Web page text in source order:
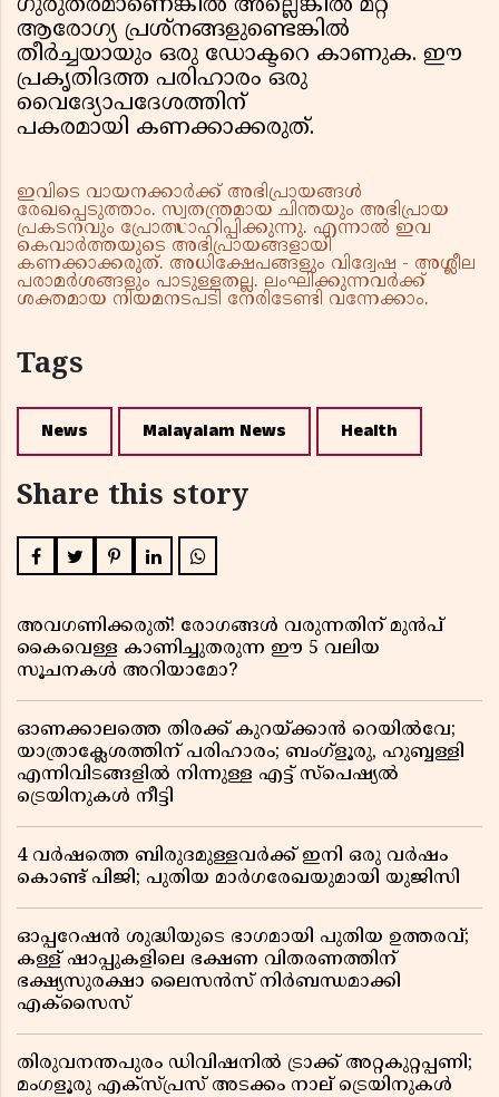
ഗുരുതരമാണെങ്കിൽ അല്ലെങ്കിൽ മറ്റ്
ആരോഗ്യ പ്രശ്‌നങ്ങളുണ്ടെങ്കിൽ
തീർച്ചയായും ഒരു ഡോക്ടറെ കാണുക. ഈ
പ്രകൃതിദത്ത പരിഹാരം ഒരു
വൈദ്യോപദേശത്തിന്
പകരമായി കണക്കാക്കരുത്.
ഇവിടെ വായനക്കാർക്ക് അഭിപ്രായങ്ങൾ
രേഖപ്പെടുത്താം. സ്വതന്ത്രമായ ചിന്തയും അഭിപ്രായ
പ്രകടനവും പ്രോത്സാഹിപ്പിക്കുന്നു. എന്നാൽ ഇവ
കെവാർത്തയുടെ അഭിപ്രായങ്ങളായി
കണക്കാക്കരുത്. അധിക്ഷേപങ്ങളും വിദ്വേഷ - അശ്ലീല
പരാമർശങ്ങളും പാടുള്ളതല്ല. ലംഘിക്കുന്നവർക്ക്
ശക്തമായ നിയമനടപടി നേരിടേണ്ടി വന്നേക്കാം.
Tags
News Malayalam News Health
Share this story
അവഗണിക്കരുത്! രോഗങ്ങൾ വരുന്നതിന് മുൻപ്
കൈവെള്ള കാണിച്ചുതരുന്ന ഈ 5 വലിയ
സൂചനകൾ അറിയാമോ?
ഓണക്കാലത്തെ തിരക്ക് കുറയ്ക്കാൻ റെയിൽവേ;
യാത്രാക്ലേശത്തിന് പരിഹാരം; ബംഗ്ളൂരു, ഹുബ്ബള്ളി
എന്നിവിടങ്ങളിൽ നിന്നുള്ള എട്ട് സ്പെഷ്യൽ
ട്രെയിനുകൾ നീട്ടി
4 വർഷത്തെ ബിരുദമുള്ളവർക്ക് ഇനി ഒരു വർഷം
കൊണ്ട് പിജി; പുതിയ മാർഗരേഖയുമായി യുജിസി
ഓപ്പറേഷൻ ശുദ്ധിയുടെ ഭാഗമായി പുതിയ ഉത്തരവ്;
കള്ള് ഷാപ്പുകളിലെ ഭക്ഷണ വിതരണത്തിന്
ഭക്ഷ്യസുരക്ഷാ ലൈസൻസ് നിർബന്ധമാക്കി
എക്സൈസ്
തിരുവനന്തപുരം ഡിവിഷനിൽ ട്രാക്ക് അറ്റകുറ്റപ്പണി;
മംഗളൂരു എക്സ്പ്രസ് അടക്കം നാല് ട്രെയിനുകൾ